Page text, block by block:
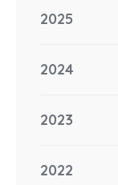
2025
2024
2023
2022